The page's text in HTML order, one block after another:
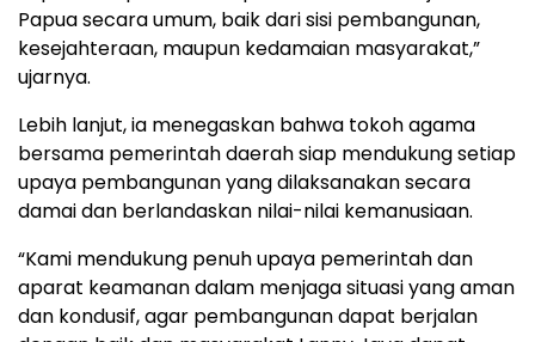
Papua secara umum, baik dari sisi pembangunan,
kesejahteraan, maupun kedamaian masyarakat,”
ujarnya.
Lebih lanjut, ia menegaskan bahwa tokoh agama
bersama pemerintah daerah siap mendukung setiap
upaya pembangunan yang dilaksanakan secara
damai dan berlandaskan nilai-nilai kemanusiaan.
“Kami mendukung penuh upaya pemerintah dan
aparat keamanan dalam menjaga situasi yang aman
dan kondusif, agar pembangunan dapat berjalan